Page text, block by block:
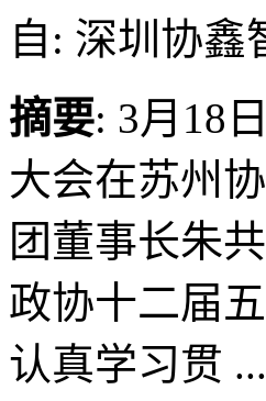
自: 深圳协鑫
摘要: 3月18
大会在苏州
团董事长朱
政协十二届
认真学习贯 ...